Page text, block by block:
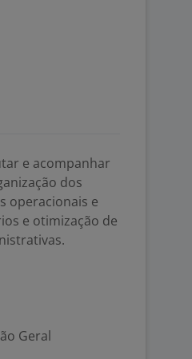
e acompanhar
dos
operacionais e
e otimização de
Geral